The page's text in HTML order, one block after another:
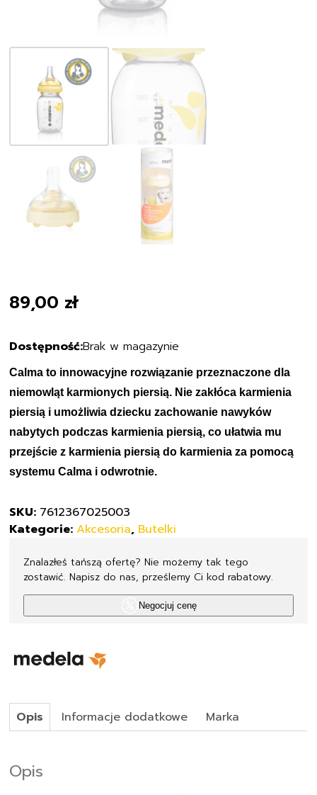
89,00 zł
Brak w magazynie
Calma to innowacyjne rozwiązanie przeznaczone dla
niemowląt karmionych piersią. Nie zakłóca karmienia
piersią i umożliwia dziecku zachowanie nawyków
nabytych podczas karmienia piersią, co ułatwia mu
przejście z karmienia piersią do karmienia za pomocą
systemu Calma i odwrotnie.
SKU: 7612367025003
Kategorie:Akcesoria, Butelki
Znalazłeś tańszą ofertę? Nie możemy tak tego
zostawić. Napisz do nas, prześlemy Ci kod rabatowy.
Negocjuj cenę
Opis Informacje dodatkowe Marka
Opis